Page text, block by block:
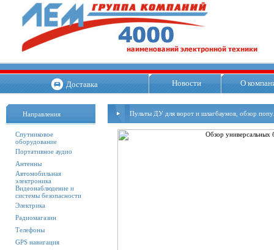
Доставка Новости О
Направления
Спутниковое
оборудование
Портативное аудио
Антенны
Автомобильная
электроника
Видеонаблюдение и
системы безопасности
Электрика
Радиомагазин
Телефоны
GPS навигация
Пульты ДУ для ворот и шлагбаумов, обзор